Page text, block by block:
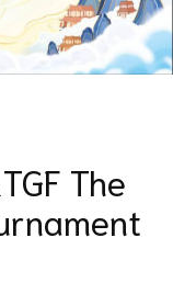
The